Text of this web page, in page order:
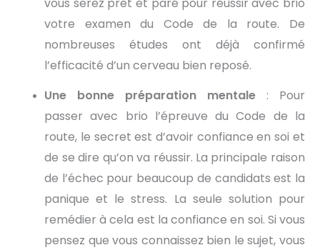
votre examen du Code de la route. De
nombreuses études ont déjà confirmé
l’efficacité d’un cerveau bien reposé.
Une bonne préparation mentale : Pour
passer avec brio l’épreuve du Code de la
route, le secret est d’avoir confiance en soi et
de se dire qu’on va réussir. La principale raison
de l’échec pour beaucoup de candidats est la
panique et le stress. La seule solution pour
remédier à cela est la confiance en soi. Si vous
pensez que vous connaissez bien le sujet, vous